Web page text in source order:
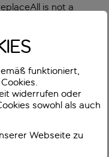
is not a
funktioniert,
widerrufen oder
sowohl als auch
Webseite zu